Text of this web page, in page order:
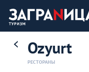
Ozyurt
РЕСТОРАНЫ